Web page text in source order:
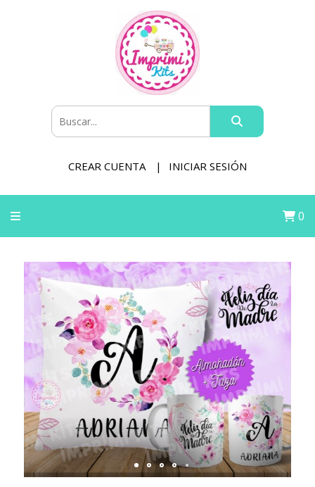
CREAR CUENTA INICIAR SESIÓN
0